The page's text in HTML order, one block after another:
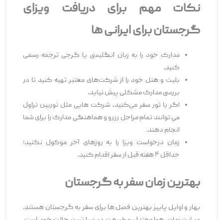
نکات مهم برای دریافت ویزای
گرجستان برای ایرانی ‌ها
مدارک خود را به زبان انگلیسی یا گرجی ترجمه رسمی
کنید.
بلیت و هتل خود را از شرکت‌های معتبر تهیه کنید تا در
بررسی مدارک مشکلی پیش نیاید.
اگر با تور سفر می‌کنید، شرکت‌ هایی مثل توربین تراول
می ‌توانند تمام مراحل رزرو و هماهنگی مدارک را برای شما
انجام دهند.
زمان درخواست ویزا را به روزهای آخر موکول نکنید؛
حداقل ۴ هفته قبل از سفر اقدام کنید.
بهترین زمان سفر به گرجستان
بهار و اوایل پاییز بهترین فصل ‌ها برای سفر به گرجستان هستند.